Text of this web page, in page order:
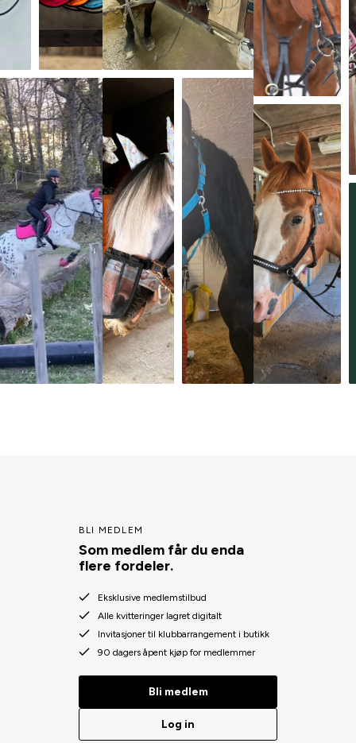
BLI MEDLEM
Som medlem får du enda
flere fordeler.
Eksklusive medlemstilbud
Alle kvitteringer lagret digitalt
Invitasjoner til klubbarrangement i butikk
90 dagers åpent kjøp for medlemmer
Bli medlem
Log in